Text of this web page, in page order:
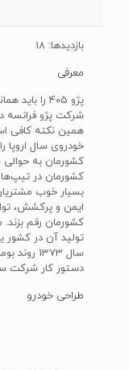
بازدیدها: 18
معرفی
شرکت پژو
خودروی سال اروپا
بسیار خوب
ایمن و پرکشش،
کشورمان رقم
تولید آن در
دستور کار شرکت
طراحی خودرو